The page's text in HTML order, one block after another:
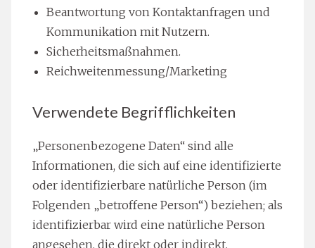
Beantwortung von Kontaktanfragen und
Kommunikation mit Nutzern.
Sicherheitsmaßnahmen.
Reichweitenmessung/Marketing
Verwendete Begrifflichkeiten
„Personenbezogene Daten“ sind alle
Informationen, die sich auf eine identifizierte
oder identifizierbare natürliche Person (im
Folgenden „betroffene Person“) beziehen; als
identifizierbar wird eine natürliche Person
angesehen, die direkt oder indirekt,